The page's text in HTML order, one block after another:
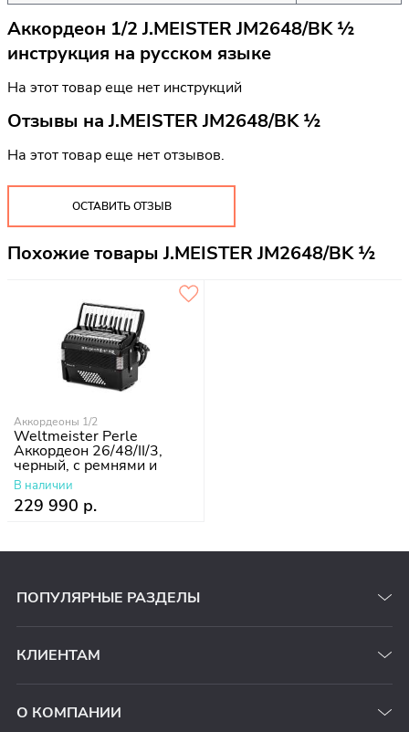
Аккордеон 1/2 J.MEISTER JM2648/BK ½
инструкция на русском языке
На этот товар еще нет инструкций
Отзывы наJ.MEISTER JM2648/BK ½
На этот товар еще нет отзывов.
ОСТАВИТЬ ОТЗЫВ
Похожие товары J.MEISTER JM2648/BK ½
Аккордеоны 1/2
Weltmeister Perle
Аккордеон 26/48/II/3,
черный, с ремнями и
чехлом
В наличии
229 990 р.
ПОПУЛЯРНЫЕ РАЗДЕЛЫ
КЛИЕНТАМ
О КОМПАНИИ